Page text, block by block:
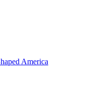
America